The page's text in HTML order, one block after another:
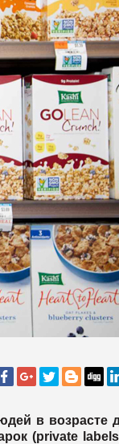
в возрасте
(private